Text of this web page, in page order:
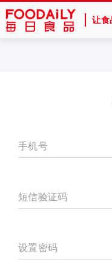
让食
手机号
短信验证码
设置密码